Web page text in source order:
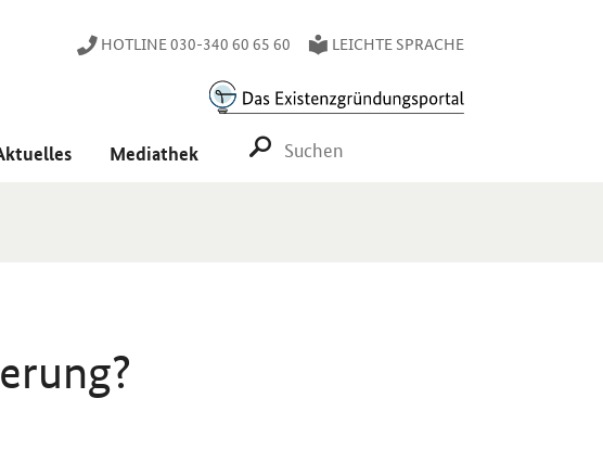
HOTLINE 030-340 60 65 60 LEICHTE SPRACHE
Mediathek SUCHE STARTEN